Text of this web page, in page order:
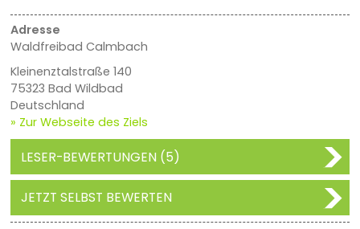
Adresse
Waldfreibad Calmbach
Kleinenztalstraße 140
75323 Bad Wildbad
Deutschland
» Zur Webseite des Ziels
LESER-BEWERTUNGEN (5)
JETZT SELBST BEWERTEN